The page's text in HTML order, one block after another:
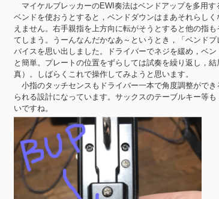
マイケルブレッカーのEWI奏法はベンドアップを多用
ベンドを使おうとすると，ベンドダウンはまあそれらし
えません。右手親指を上方向に転がそうとすると他の指
てしまう。うーんなんだかなあ～というとき，「ベンド
バイスを思い出しました。ドライバーでネジを緩め，ベ
と簡単。プレートの位置をずらしては試奏を繰り返し，
真）。しばらくこれで操作してみようと思います。
小指のタッチセンスもドライバー一本で角度調整がで
られる設計になっています。サックスのテーブルキー等
いですね。